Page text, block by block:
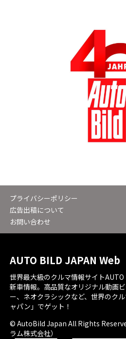
プライバシーポリシー
広告出稿について
お問い合わせ
AUTO BILD JAPAN Web
世界最大級のクルマ情報サイト
新車情報。高品質なオリジナル動画
ー、ネオクラシックなど、世界のク
ャパン」でゲット！
© AutoBild Japan All Rights
ラム株式会社）